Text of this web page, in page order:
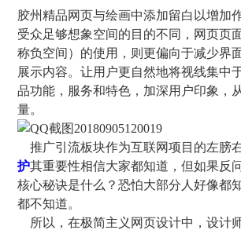
胶州精品网页与绘画中添加留白以增加
受众足够想象空间的目的不同，网页页
称负空间）的使用，则更偏向于减少界
展示内容。让用户更自然地将视线集中
品功能，服务和特色，加深用户印象，
量。
推广引流板块作为互联网项目的左膀
护其重要性相信大家都知道，但如果反
核心秘诀是什么？恐怕大部分人好像都
都不知道。
所以，在极简主义网页设计中，设计